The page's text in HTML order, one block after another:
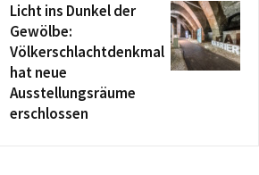
Licht ins Dunkel der
Gewölbe:
Völkerschlachtdenkmal
hat neue
Ausstellungsräume
erschlossen